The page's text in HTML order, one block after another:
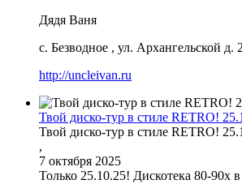
Дядя Ваня
с. Безводное , ул. Архангельской д.
http://uncleivan.ru
Твой диско-тур в стиле RETRO!
Твой диско-тур в стиле RETRO!
,
7 октября 2025
Только 25.10.25! Дискотека 80-90х